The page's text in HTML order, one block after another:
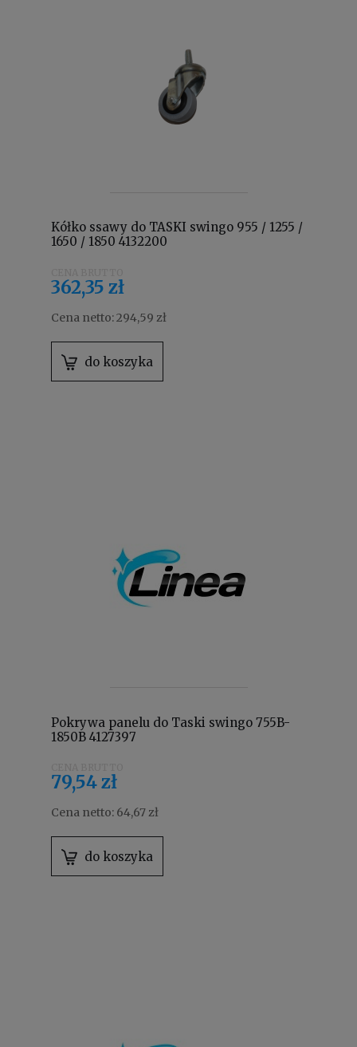
Kółko ssawy do TASKI swingo 955 / 1255 /
1650 / 1850 4132200
362,35 zł
Cena netto:294,59 zł
do koszyka
Pokrywa panelu do Taski swingo 755B-
1850B 4127397
79,54 zł
Cena netto: 64,67 zł
do koszyka